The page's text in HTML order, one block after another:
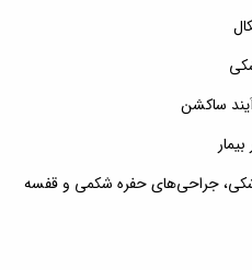
ساکشن
جراحی‌های حفره شکمی و قفسه